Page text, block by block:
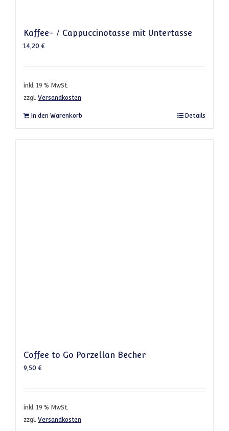
Kaffee- / Cappuccinotasse mit Untertasse
14,20 €
inkl. 19 % MwSt.
zzgl. Versandkosten
In den Warenkorb Details
Coffee to Go Porzellan Becher
9,50 €
inkl. 19 % MwSt.
zzgl. Versandkosten